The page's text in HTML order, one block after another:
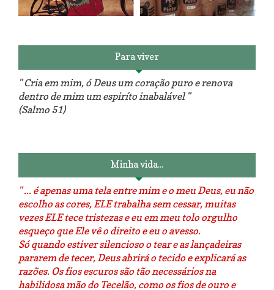
Reforma do sofá, agora é em
patchwork!
The Red Velvet !!! O Perfeito
Para viver
" Cria em mim, ó Deus um coração puro e renova
dentro de mim um espiríto inabalável "
(Salmo 51)
Minha vida...
" ... é apenas uma tela entre mim e o meu Deus, eu não
escolho as cores, ELE trabalha sem cessar, muitas
vezes ELE tece tristezas e eu em meu tolo orgulho
esqueço que Ele vê o direito e eu o avesso.
Só quando estiver silencioso o tear e as lançadeiras
pararem de tecer, Deus abrirá o tecido e explicará as
razões. Os fios escuros são tão necessários na
habilidosa mão do Tecelão, como os fios de ouro e